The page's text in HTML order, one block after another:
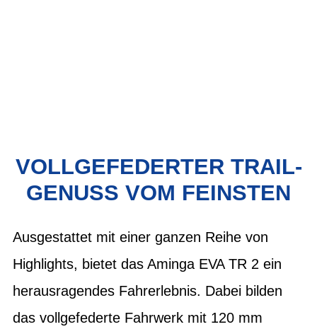
VOLLGEFEDERTER TRAIL-
GENUSS VOM FEINSTEN
Ausgestattet mit einer ganzen Reihe von
Highlights, bietet das Aminga EVA TR 2 ein
herausragendes Fahrerlebnis. Dabei bilden
das vollgefederte Fahrwerk mit 120 mm